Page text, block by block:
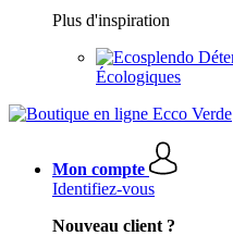
Plus d'inspiration
Écologiques
Mon compte
Identifiez-vous
Nouveau client ?